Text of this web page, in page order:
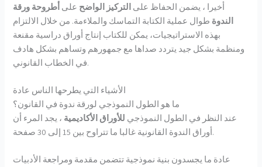
أخيرا ، يضمن الحفاظ على التركيز الواضح على أطروحة ورقة
الندوة طوال عملية الكتابة التماسك والملاءمة. من خلال الالتزام
بهذه الاستراتيجيات، يمكن للكتاب إنتاج أوراق دراسية مقنعة
ومنظمة بشكل جيد يتردد صداها مع جمهورهم وتساهم بشكل هادف
في الخطاب القانوني.
الأشياء التي يطرحها الناس عادة
ما هو الطول النموذجي لورقة ندوة في القانون؟
عند النظر في الطول النموذجي للأوراق الأكاديمية ، يجد المرء أن
أوراق الندوة القانونية غالبا ما تتراوح بين 15 إلى 30 صفحة.
عادة ما يجسدون بنية نموذجية تتضمن مقدمة ومراجعة الأدبيات